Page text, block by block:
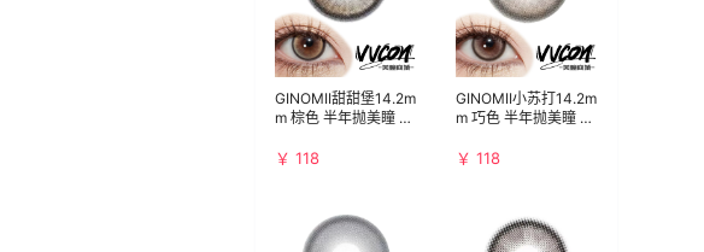
GINOMII甜甜堡14.2m
m 棕色 半年抛美瞳 水
￥ 118
GINOMII小苏打14.2m
m 巧色 半年抛美瞳 水
￥ 118